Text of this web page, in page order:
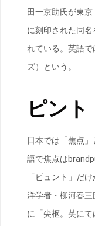
田一京助氏が東
に刻印された同
れている。英語
ズ）という。
ピント
日本では「焦点
語で焦点はbrandpunt（
「ピュント」だ
洋学者・柳河春三
に「尖枢。英に